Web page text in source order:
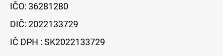
IČO: 36281280
DIČ: 2022133729
IČ DPH : SK2022133729